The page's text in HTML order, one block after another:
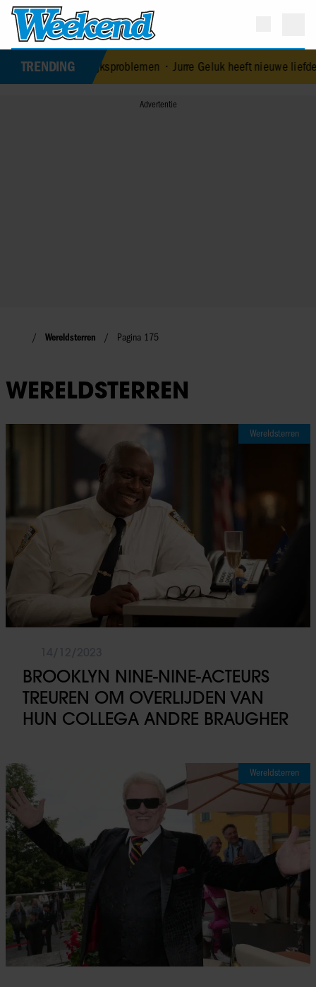
TRENDING
huwelijksproblemen•Jurre Geluk heeft nieuwe liefde na
Wereldsterren Pagina 175
WERELDSTERREN
Wereldsterren
BROOKLYN NINE-NINE-ACTEURS
TREUREN OM OVERLIJDEN VAN
HUN COLLEGA ANDRE BRAUGHER
Wereldsterren